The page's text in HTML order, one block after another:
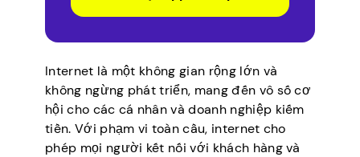
Internet là một không gian rộng lớn và
không ngừng phát triển, mang đến vô số cơ
hội cho các cá nhân và doanh nghiệp kiếm
tiền. Với phạm vi toàn cầu, internet cho
phép mọi người kết nối với khách hàng và